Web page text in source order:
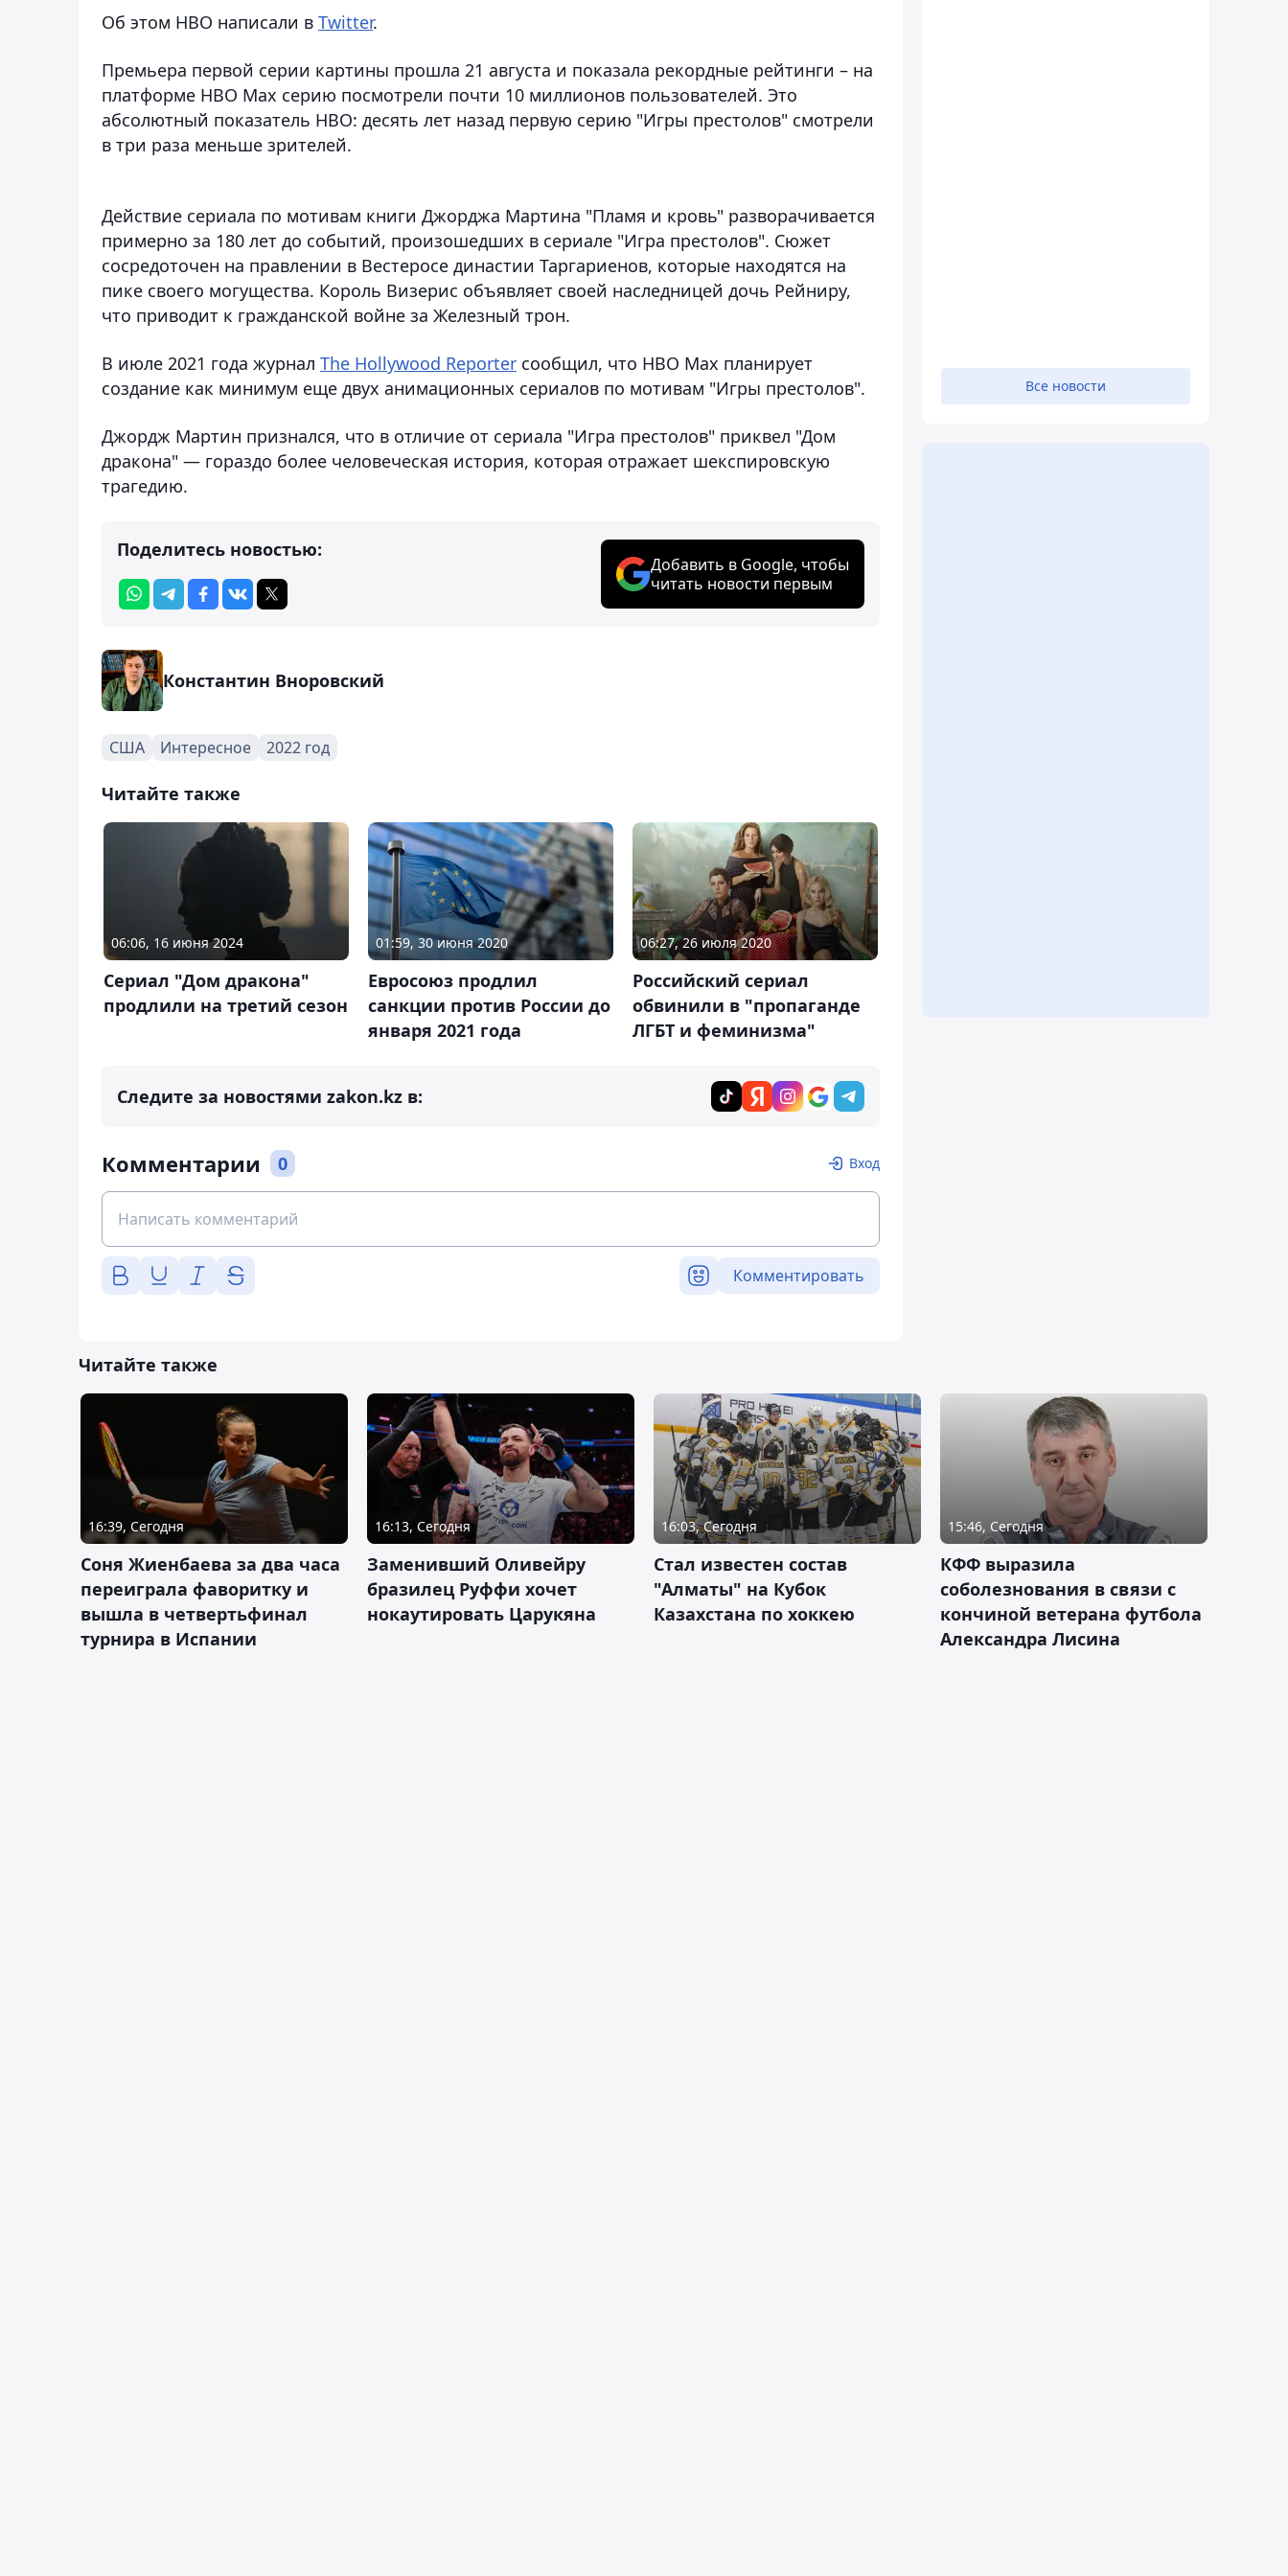
Об этом HBO написали в Twitter.
Премьера первой серии картины прошла 21 августа и показала рекордные рейтинги – на
платформе HBO Max серию посмотрели почти 10 миллионов пользователей. Это
абсолютный показатель HBO: десять лет назад первую серию "Игры престолов" смотрели
в три раза меньше зрителей.
Действие сериала по мотивам книги Джорджа Мартина "Пламя и кровь" разворачивается
примерно за 180 лет до событий, произошедших в сериале "Игра престолов". Сюжет
сосредоточен на правлении в Вестеросе династии Таргариенов, которые находятся на
пике своего могущества. Король Визерис объявляет своей наследницей дочь Рейниру,
что приводит к гражданской войне за Железный трон.
В июле 2021 года журнал The Hollywood Reporter сообщил, что HBO Max планирует
создание как минимум еще двух анимационных сериалов по мотивам "Игры престолов".
Джордж Мартин признался, что в отличие от сериала "Игра престолов" приквел "Дом
дракона" — гораздо более человеческая история, которая отражает шекспировскую
трагедию.
Поделитесь новостью:
Добавить в Google, чтобы
читать новости первым
Константин Вноровский
США Интересное 2022 год
Читайте также
06:06, 16 июня 2024
Сериал "Дом дракона"
продлили на третий сезон
01:59, 30 июня 2020
Евросоюз продлил
санкции против России до
января 2021 года
06:27, 26 июля 2020
Российский сериал
обвинили в "пропаганде
ЛГБТ и феминизма"
Следите за новостями zakon.kz в:
Комментарии 0 Вход
Комментировать
Все новости
Читайте также
16:39, Сегодня
Соня Жиенбаева за два часа
переиграла фаворитку и
вышла в четвертьфинал
турнира в Испании
16:13, Сегодня
Заменивший Оливейру
бразилец Руффи хочет
нокаутировать Царукяна
16:03, Сегодня
Стал известен состав
"Алматы" на Кубок
Казахстана по хоккею
15:46, Сегодня
КФФ выразила
соболезнования в связи с
кончиной ветерана футбола
Александра Лисина